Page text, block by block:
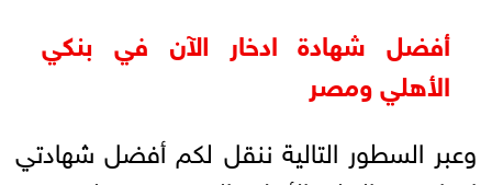
أفضل شهادة ادخار الآن في بنكي
الأهلي ومصر
وعبر السطور التالية ننقل لكم أفضل شهادتي